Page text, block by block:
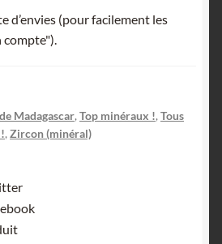
d’envies (pour facilement les
Madagascar, Top minéraux !, Tous
, Zircon (minéral)